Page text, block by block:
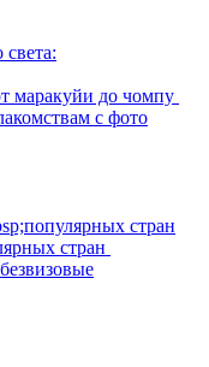
маракуйи до чомпу
с фото
стран